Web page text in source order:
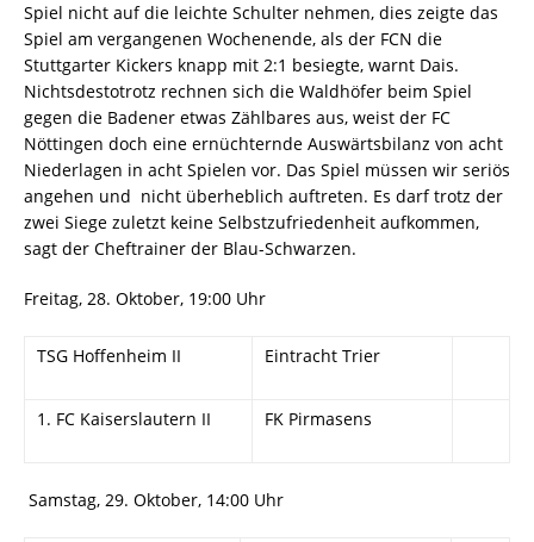
Spiel nicht auf die leichte Schulter nehmen, dies zeigte das
Spiel am vergangenen Wochenende, als der FCN die
Stuttgarter Kickers knapp mit 2:1 besiegte, warnt Dais.
Nichtsdestotrotz rechnen sich die Waldhöfer beim Spiel
gegen die Badener etwas Zählbares aus, weist der FC
Nöttingen doch eine ernüchternde Auswärtsbilanz von acht
Niederlagen in acht Spielen vor. Das Spiel müssen wir seriös
angehen und nicht überheblich auftreten. Es darf trotz der
zwei Siege zuletzt keine Selbstzufriedenheit aufkommen,
sagt der Cheftrainer der Blau-Schwarzen.
Freitag, 28. Oktober, 19:00 Uhr
TSG Hoffenheim II Eintracht Trier
1. FC Kaiserslautern II FK Pirmasens
Samstag, 29. Oktober, 14:00 Uhr